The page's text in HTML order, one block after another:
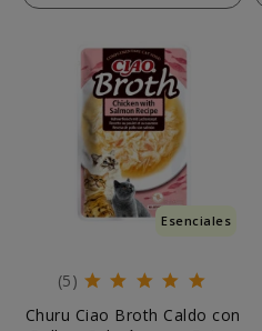
Esenciales
(5)
Churu Ciao Broth Caldo con